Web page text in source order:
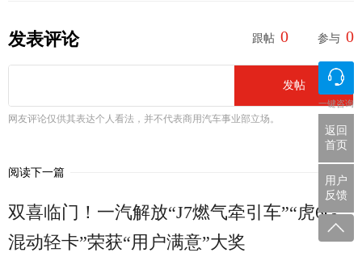
发表评论 跟帖 0 参与 0
发帖
网友评论仅供其表达个人看法，并不代表商用汽车事业部立场。
阅读下一篇
双喜临门！一汽解放“J7燃气牵引车”“虎6G
混动轻卡”荣获“用户满意”大奖
一键咨询
返回
首页
用户
反馈